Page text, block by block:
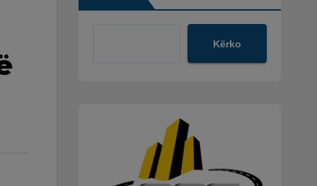
Kërko